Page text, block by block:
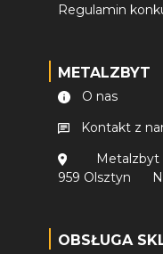
Regulamin
METALZBYT
O nas
Kontakt z
Metalzbyt
959 Olsztyn
OBSŁUGA